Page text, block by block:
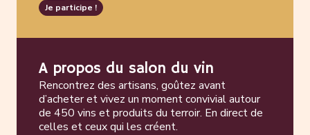
Je participe !
A propos du salon du vin
Rencontrez des artisans, goûtez avant
d’acheter et vivez un moment convivial autour
de 450 vins et produits du terroir. En direct de
celles et ceux qui les créent.